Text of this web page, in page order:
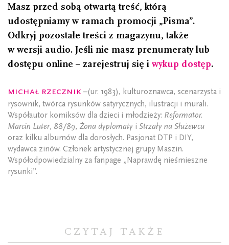
Masz przed sobą otwartą treść, którą
udostępniamy w ramach promocji „Pisma”.
Odkryj pozostałe treści z magazynu, także
w wersji audio. Jeśli nie masz prenumeraty lub
dostępu online – zarejestruj się i wykup dostęp.
Michał Rzecznik –(ur. 1983), kulturoznawca, scenarzysta i
rysownik, twórca rysunków satyrycznych, ilustracji i murali.
Współautor komiksów dla dzieci i młodzieży: Reformator.
Marcin Luter, 88/89, Żona dyplomaty i Strzały na Służewcu
oraz kilku albumów dla dorosłych. Pasjonat DTP i DIY,
wydawca zinów. Członek artystycznej grupy Maszin.
Współodpowiedzialny za fanpage „Naprawdę nieśmieszne
rysunki”.
CZYTAJ TAKŻE